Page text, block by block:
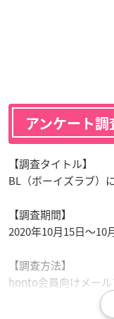
アンケート調
【調査タイトル】
BL（ボーイズラブ）
【調査期間】
2020年10月15日～10
【調査方法】
honto会員向けメール